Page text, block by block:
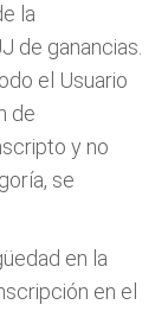
la
de ganancias.
el Usuario
de
y no
se
en la
en el